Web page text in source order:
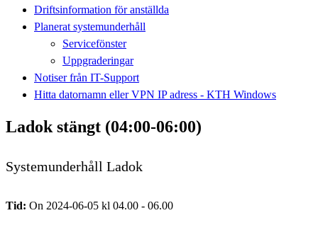
Driftsinformation för anställda
Planerat systemunderhåll
Servicefönster
Uppgraderingar
Notiser från IT-Support
Hitta datornamn eller VPN IP adress - KTH Windows
Ladok stängt (04:00-06:00)
Systemunderhåll Ladok
Tid: On 2024-06-05 kl 04.00 - 06.00